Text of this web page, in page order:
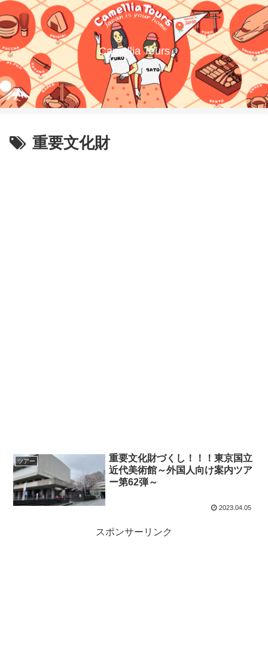
Camellia Tours
重要文化財
ツアー
重要文化財づくし！！！東京国立
近代美術館～外国人向け案内ツア
ー第62弾～
2023.04.05
スポンサーリンク